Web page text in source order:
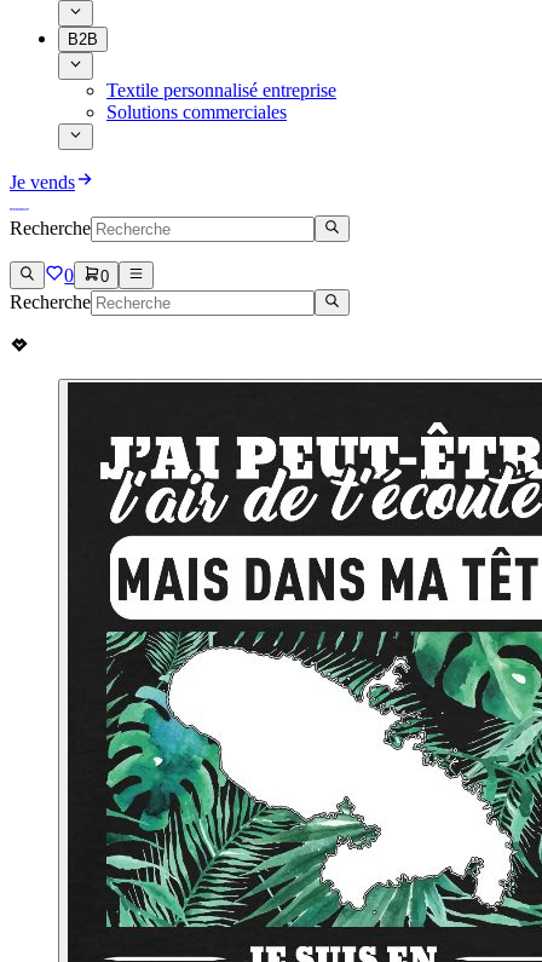
B2B
Textile personnalisé entreprise
Solutions commerciales
Je vends
Recherche
0 0
Recherche